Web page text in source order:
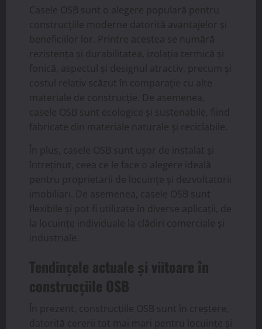
Casele OSB sunt o alegere populară pentru
construcțiile moderne datorită avantajelor și
beneficiilor lor. Printre acestea se numără
rezistența și durabilitatea, izolația termică și
fonică, aspectul și designul atractiv, precum și
costul relativ scăzut în comparație cu alte
materiale de construcție. De asemenea,
casele OSB sunt ecologice și sustenabile, fiind
fabricate din materiale naturale și reciclabile.
În plus, casele OSB sunt ușor de instalat și
întreținut, ceea ce le face o alegere ideală
pentru proprietarii de locuințe și dezvoltatorii
imobiliari. De asemenea, casele OSB sunt
flexibile și pot fi utilizate în diverse aplicații, de
la locuințe individuale la clădiri comerciale și
industriale.
Tendințele actuale și viitoare în
construcțiile OSB
În prezent, construcțiile OSB sunt în creștere,
datorită cererii tot mai mari pentru locuințe și